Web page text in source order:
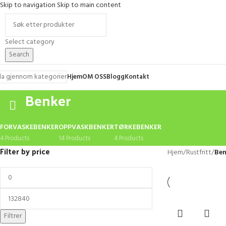
Skip to navigation Skip to main content
Select category
Search
gjennom kategorierHjemOM OSSBloggKontakt
Benker
FORVASKEBENKER
4 Products
OPPVASKBENKER
14 Products
TØRKEBENKER
4 Products
Filter by price
Filtrer
Hjem/Rustfritt/